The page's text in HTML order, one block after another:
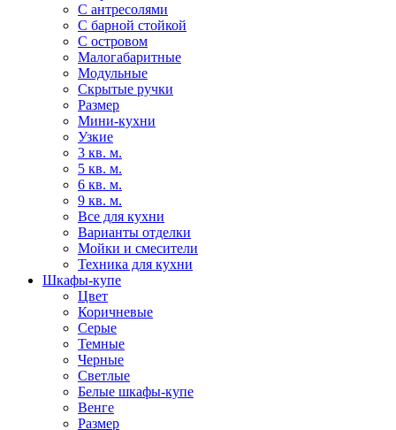
С антресолями
С барной стойкой
С островом
Малогабаритные
Модульные
Скрытые ручки
Размер
Мини-кухни
Узкие
3 кв. м.
5 кв. м.
6 кв. м.
9 кв. м.
Все для кухни
Варианты отделки
Мойки и смесители
Техника для кухни
Шкафы-купе
Цвет
Коричневые
Серые
Темные
Черные
Светлые
Белые шкафы-купе
Венге
Размер